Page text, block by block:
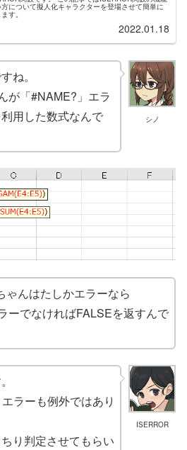
について擬人化キャラクターを登場させて簡単に
す。
2022.01.18
シノ
ね。
が「#NAME?」エラ
用した数式なんで
ゃんはたしかエラーなら
ーでなければFALSEを返すんで
ISERROR
ラーも例外ではあり
り判定させてもらい